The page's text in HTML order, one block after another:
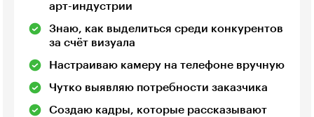
арт-индустрии
Знаю, как выделиться среди конкурентов
за счёт визуала
Настраиваю камеру на телефоне вручную
Чутко выявляю потребности заказчика
Создаю кадры, которые рассказывают